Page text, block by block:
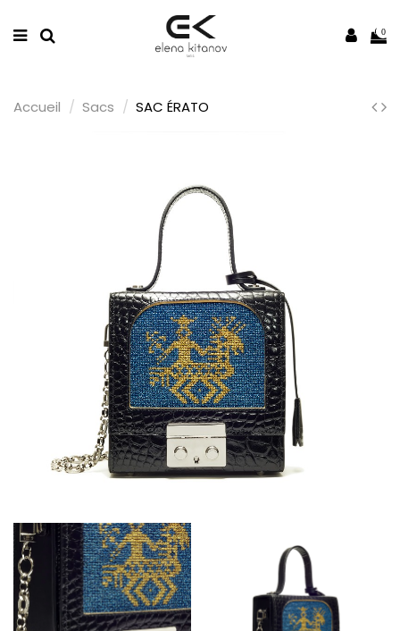
0
Accueil Sacs SAC ÉRATO